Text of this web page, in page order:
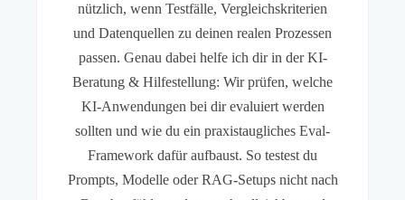
nützlich, wenn Testfälle, Vergleichskriterien
und Datenquellen zu deinen realen Prozessen
passen. Genau dabei helfe ich dir in der KI-
Beratung & Hilfestellung: Wir prüfen, welche
KI-Anwendungen bei dir evaluiert werden
sollten und wie du ein praxistaugliches Eval-
Framework dafür aufbaust. So testest du
Prompts, Modelle oder RAG-Setups nicht nach